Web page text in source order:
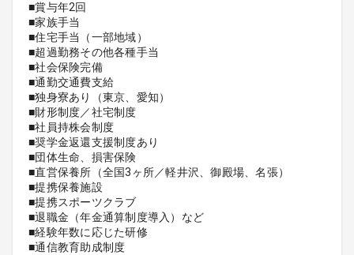
■賞与年2回
■家族手当
■住宅手当（一部地域）
■超過勤務その他各種手当
■社会保険完備
■通勤交通費支給
■独身寮あり（東京、愛知）
■財形制度／社宅制度
■社員持株会制度
■奨学金返還支援制度あり
■団体生命、損害保険
■直営保養所（全国3ヶ所／軽井沢、御殿場、名張）
■提携保養施設
■提携スポーツクラブ
■退職金（年金通算制度導入）など
■経験年数に応じた研修
■通信教育助成制度